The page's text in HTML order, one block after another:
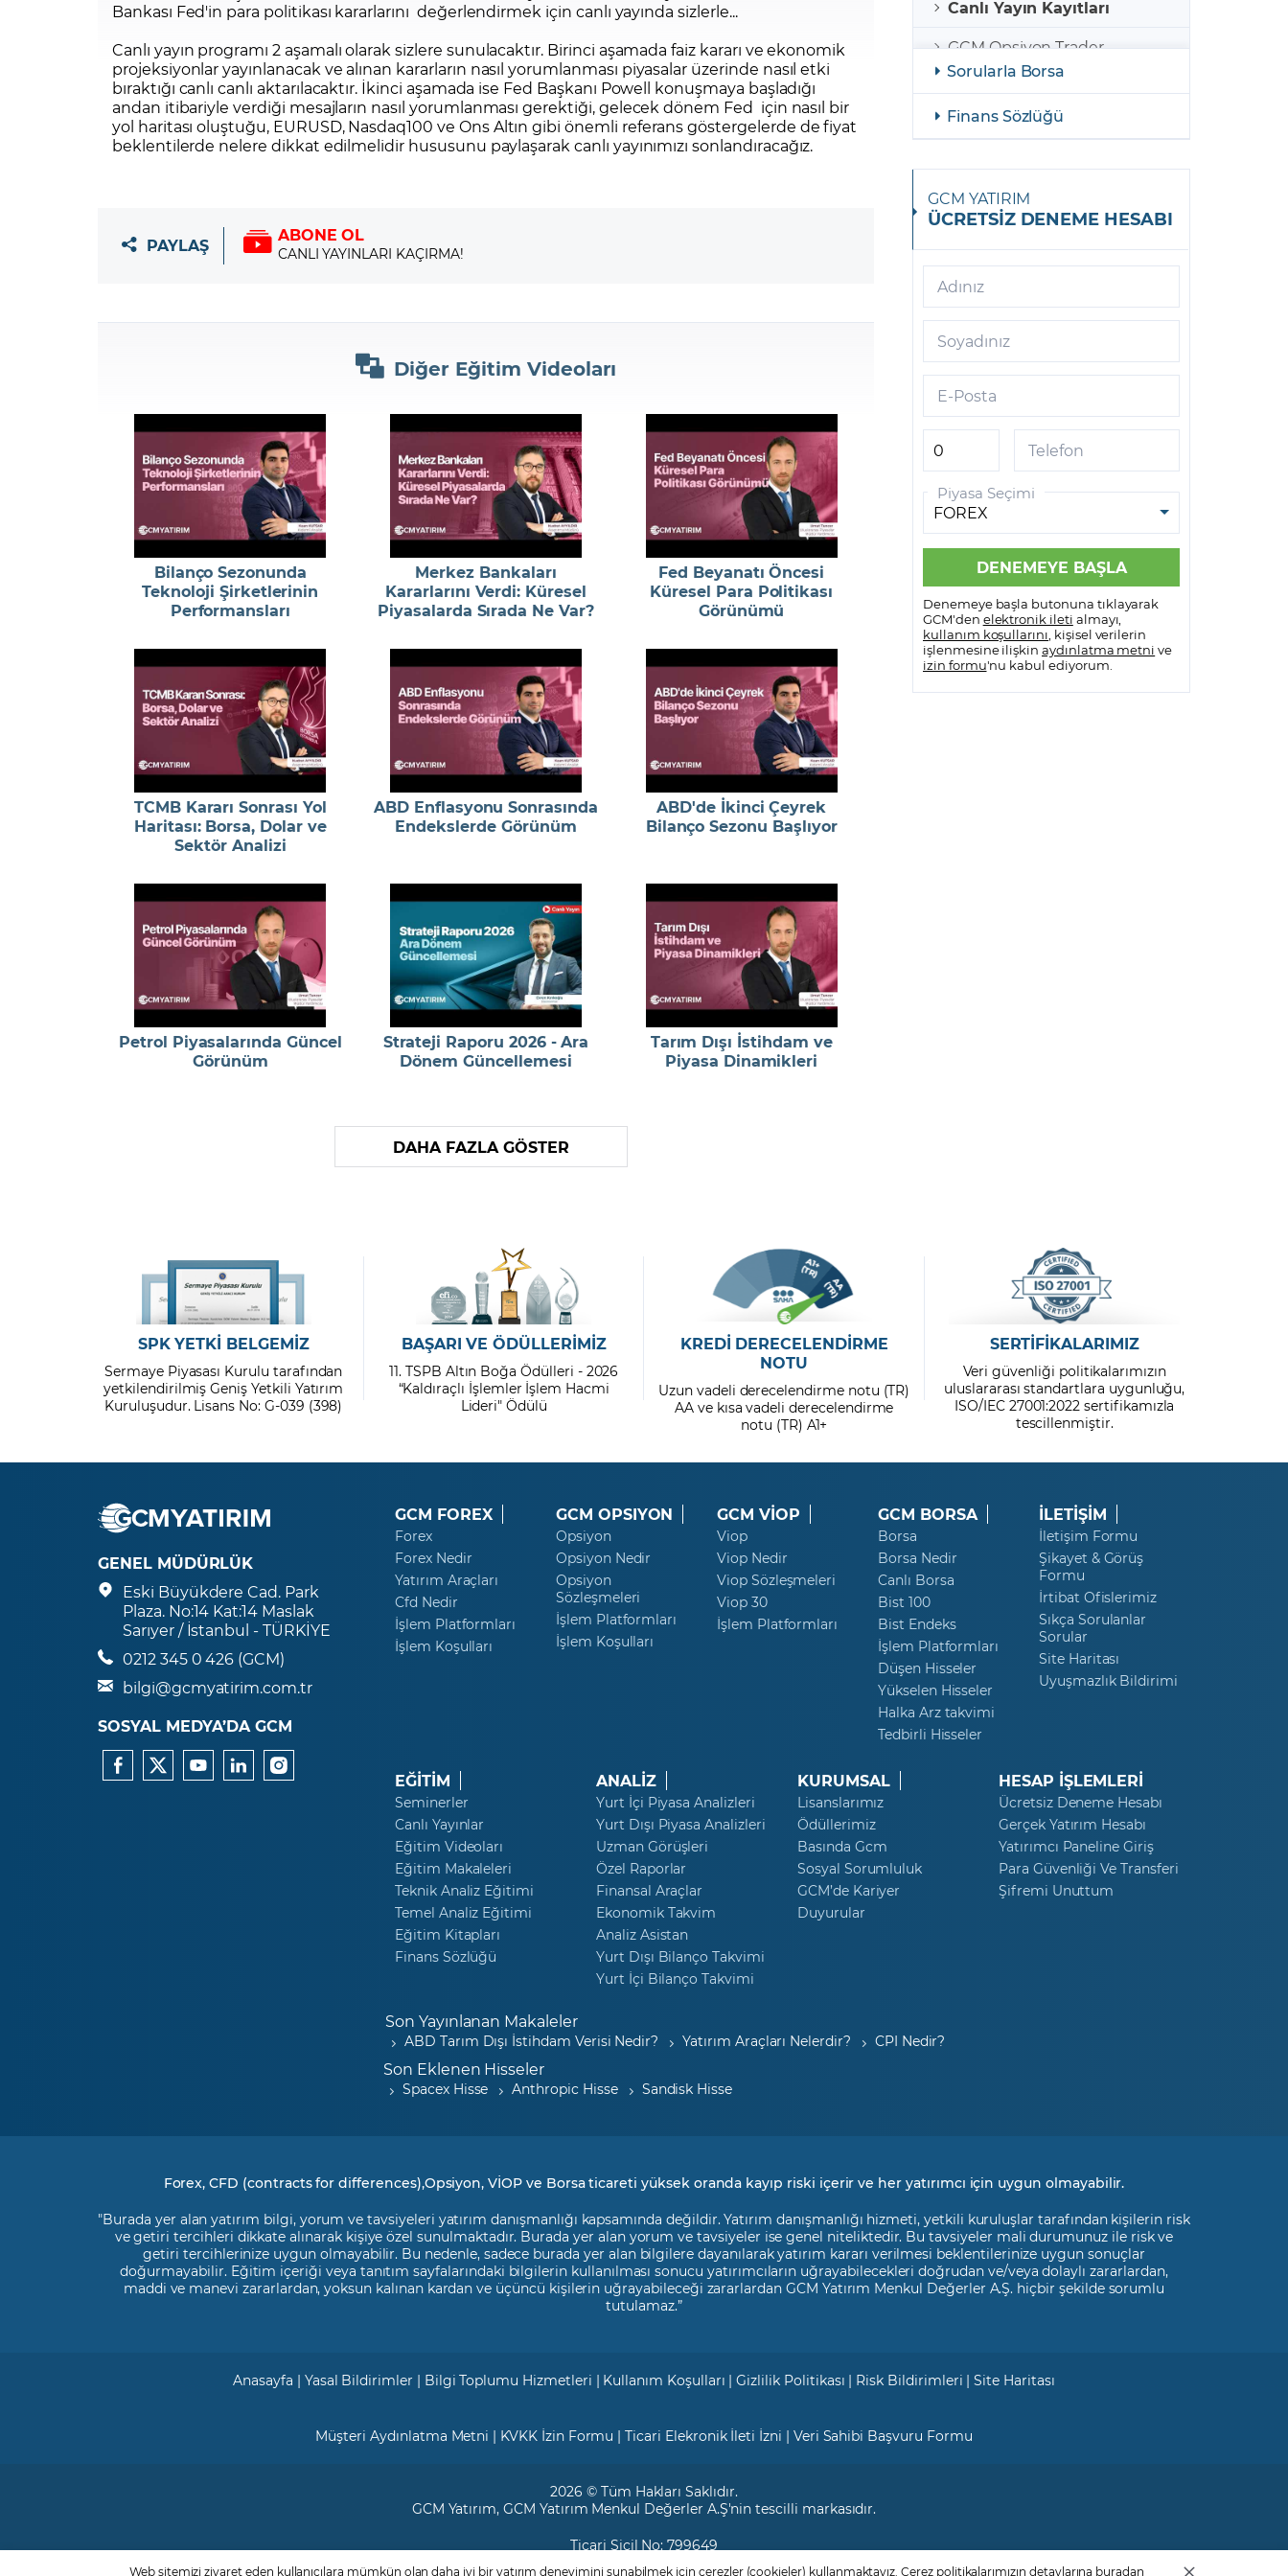
Bankası Fed'in para politikası kararlarını değerlendirmek için canlı yayında sizlerle...
Canlı yayın programı 2 aşamalı olarak sizlere sunulacaktır. Birinci aşamada faiz kararı ve ekonomik
projeksiyonlar yayınlanacak ve alınan kararların nasıl yorumlanması piyasalar üzerinde nasıl etki
bıraktığı canlı canlı aktarılacaktır. İkinci aşamada ise Fed Başkanı Powell konuşmaya başladığı
andan itibariyle verdiği mesajların nasıl yorumlanması gerektiği, gelecek dönem Fed için nasıl bir
yol haritası oluştuğu, EURUSD, Nasdaq100 ve Ons Altın gibi önemli referans göstergelerde de fiyat
beklentilerde nelere dikkat edilmelidir hususunu paylaşarak canlı yayınımızı sonlandıracağız.
PAYLAŞ
ABONE OL
CANLI YAYINLARI KAÇIRMA!
Diğer Eğitim Videoları
Bilanço Sezonunda
Teknoloji Şirketlerinin
Performansları
Merkez Bankaları
Kararlarını Verdi: Küresel
Piyasalarda Sırada Ne Var?
Fed Beyanatı Öncesi
Küresel Para Politikası
Görünümü
TCMB Kararı Sonrası Yol
Haritası: Borsa, Dolar ve
Sektör Analizi
ABD Enflasyonu Sonrasında
Endekslerde Görünüm
ABD'de İkinci Çeyrek
Bilanço Sezonu Başlıyor
Petrol Piyasalarında Güncel
Görünüm
Strateji Raporu 2026 - Ara
Dönem Güncellemesi
Tarım Dışı İstihdam ve
Piyasa Dinamikleri
DAHA FAZLA GÖSTER
Canlı Yayın Kayıtları
GCM Opsiyon Trader
GCM Opsiyon Meta Trader 5
Android
GCM Borsa Trader Mobil
GCM Opsiyon Meta Trader 5
iOS
GCM Trader
GCM Meta Trader4
GCM Trader Mobile
GCM VİOP Meta Trader 5
Android
GCM VİOP Meta Trader 5 IOS
Sorularla Borsa
Finans Sözlüğü
GCM YATIRIM
ÜCRETSİZ DENEME HESABI
Adınız
Soyadınız
E-Posta
Telefon
Piyasa Seçimi
Denemeye başla butonuna tıklayarak
GCM'den elektronik ileti almayı,
kullanım koşullarını , kişisel verilerin
işlenmesine ilişkin aydınlatma metni ve
izin formu'nu kabul ediyorum.
SPK YETKİ BELGEMİZ
Sermaye Piyasası Kurulu tarafından
yetkilendirilmiş Geniş Yetkili Yatırım
Kuruluşudur. Lisans No: G-039 (398)
BAŞARI VE ÖDÜLLERİMİZ
11. TSPB Altın Boğa Ödülleri - 2026
“Kaldıraçlı İşlemler İşlem Hacmi
Lideri" Ödülü
KREDİ DERECELENDİRME
NOTU
Uzun vadeli derecelendirme notu (TR)
AA ve kısa vadeli derecelendirme
notu (TR) A1+
SERTİFİKALARIMIZ
Veri güvenliği politikalarımızın
uluslararası standartlara uygunluğu,
ISO/IEC 27001:2022 sertifikamızla
tescillenmiştir.
GENEL MÜDÜRLÜK
Eski Büyükdere Cad. Park
Plaza. No:14 Kat:14 Maslak
Sarıyer / İstanbul - TÜRKİYE
0212 345 0 426 (GCM)
bilgi@gcmyatirim.com.tr
SOSYAL MEDYA’DA GCM
GCM FOREX
Forex
Forex Nedir
Yatırım Araçları
Cfd Nedir
İşlem Platformları
İşlem Koşulları
GCM OPSIYON
Opsiyon
Opsiyon Nedir
Opsiyon
Sözleşmeleri
İşlem Platformları
İşlem Koşulları
GCM VİOP
Viop
Viop Nedir
Viop Sözleşmeleri
Viop 30
İşlem Platformları
GCM BORSA
Borsa
Borsa Nedir
Canlı Borsa
Bist 100
Bist Endeks
İşlem Platformları
Düşen Hisseler
Yükselen Hisseler
Halka Arz takvimi
Tedbirli Hisseler
İLETİŞİM
İletişim Formu
Şikayet & Görüş
Formu
İrtibat Ofislerimiz
Sıkça Sorulanlar
Sorular
Site Haritası
Uyuşmazlık Bildirimi
EĞİTİM
Seminerler
Canlı Yayınlar
Eğitim Videoları
Eğitim Makaleleri
Teknik Analiz Eğitimi
Temel Analiz Eğitimi
Eğitim Kitapları
Finans Sözlüğü
ANALİZ
Yurt İçi Piyasa Analizleri
Yurt Dışı Piyasa Analizleri
Uzman Görüşleri
Özel Raporlar
Finansal Araçlar
Ekonomik Takvim
Analiz Asistan
Yurt Dışı Bilanço Takvimi
Yurt İçi Bilanço Takvimi
KURUMSAL
Lisanslarımız
Ödüllerimiz
Basında Gcm
Sosyal Sorumluluk
GCM’de Kariyer
Duyurular
HESAP İŞLEMLERİ
Ücretsiz Deneme Hesabı
Gerçek Yatırım Hesabı
Yatırımcı Paneline Giriş
Para Güvenliği Ve Transferi
Şifremi Unuttum
Son Yayınlanan Makaleler
ABD Tarım Dışı İstihdam Verisi Nedir? Yatırım Araçları Nelerdir? CPI Nedir?
Son Eklenen Hisseler
Spacex Hisse Anthropic Hisse Sandisk Hisse
Forex, CFD (contracts for differences),Opsiyon, VİOP ve Borsa ticareti yüksek oranda kayıp riski içerir ve her yatırımcı için uygun olmayabilir.
"Burada yer alan yatırım bilgi, yorum ve tavsiyeleri yatırım danışmanlığı kapsamında değildir. Yatırım danışmanlığı hizmeti, yetkili kuruluşlar tarafından kişilerin risk
ve getiri tercihleri dikkate alınarak kişiye özel sunulmaktadır. Burada yer alan yorum ve tavsiyeler ise genel niteliktedir. Bu tavsiyeler mali durumunuz ile risk ve
getiri tercihlerinize uygun olmayabilir. Bu nedenle, sadece burada yer alan bilgilere dayanılarak yatırım kararı verilmesi beklentilerinize uygun sonuçlar
doğurmayabilir. Eğitim içeriği veya tanıtım sayfalarındaki bilgilerin kullanılması sonucu yatırımcıların uğrayabilecekleri doğrudan ve/veya dolaylı zararlardan,
maddi ve manevi zararlardan, yoksun kalınan kardan ve üçüncü kişilerin uğrayabileceği zararlardan GCM Yatırım Menkul Değerler A.Ş. hiçbir şekilde sorumlu
tutulamaz.”
Anasayfa | Yasal Bildirimler | Bilgi Toplumu Hizmetleri | Kullanım Koşulları |Gizlilik Politikası | Risk Bildirimleri |Site Haritası
Müşteri Aydınlatma Metni | KVKK İzin Formu |Ticari Elekronik İleti İzni | Veri Sahibi Başvuru Formu
2026 © Tüm Hakları Saklıdır.
GCM Yatırım, GCM Yatırım Menkul Değerler A.Ş'nin tescilli markasıdır.
Ticari Sicil No: 799649
Web sitemizi ziyaret eden kullanıcılara mümkün olan daha iyi bir yatırım deneyimini sunabilmek için çerezler (cookieler) kullanmaktayız. Çerez politikalarımızın detaylarına buradan